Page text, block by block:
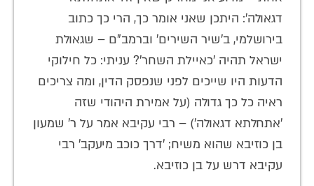
דגאולה': היתכן שאני אומר כך, הרי כך כתוב
בירושלמי, ב'שיר השירים' וברמב"ם – שגאולת
ישראל תהיה 'כאיילת השחר'? עניתי: כל חילוקי
הדעות היו שייכים לפני שנפסק הדין, ומה צריכים
ראיה כל כך גדולה (על אמירת היהודי שזה
'אתחלתא דגאולה') – רבי עקיבא אמר על ר' שמעון
בן כוזיבא שהוא משיח; 'דרך כוכב מיעקב' רבי
עקיבא דרש על בן כוזיבא.